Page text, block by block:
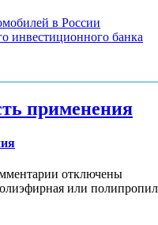
в России
инвестиционного банка
применения
к
записи
отключены
или